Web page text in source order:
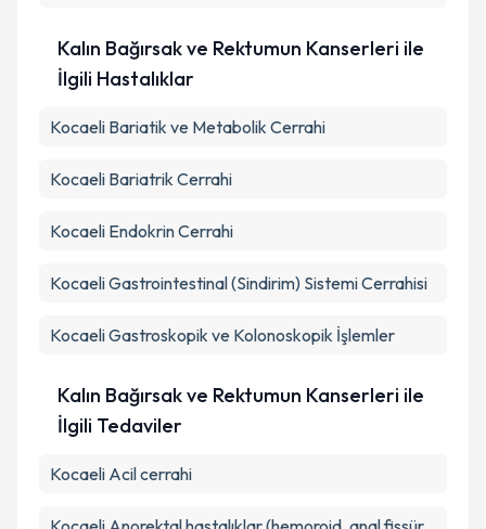
Kalın Bağırsak ve Rektumun Kanserleri ile
İlgili Hastalıklar
Kocaeli Bariatik ve Metabolik Cerrahi
Kocaeli Bariatrik Cerrahi
Kocaeli Endokrin Cerrahi
Kocaeli Gastrointestinal (Sindirim) Sistemi Cerrahisi
Kocaeli Gastroskopik ve Kolonoskopik İşlemler
Kalın Bağırsak ve Rektumun Kanserleri ile
İlgili Tedaviler
Kocaeli Acil cerrahi